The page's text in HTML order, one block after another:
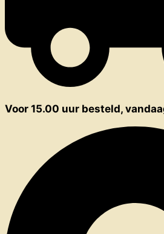
Voor 15.00 uur besteld,